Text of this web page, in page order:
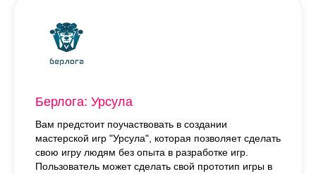
Берлога: Урсула
Вам предстоит поучаствовать в создании
мастерской игр "Урсула", которая позволяет сделать
свою игру людям без опыта в разработке игр.
Пользователь может сделать свой прототип игры в